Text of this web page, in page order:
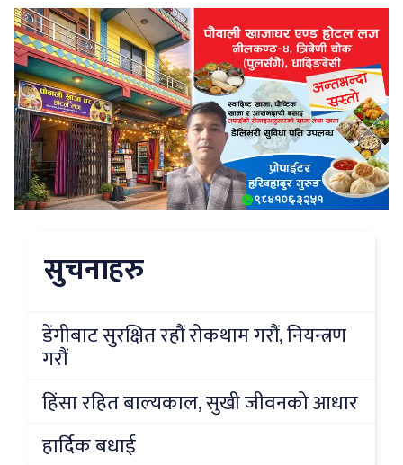
सुचनाहरु
डेंगीबाट सुरक्षित रहौं रोकथाम गरौं, नियन्त्रण
गरौं
हिंसा रहित बाल्यकाल, सुखी जीवनको आधार
हार्दिक बधाई